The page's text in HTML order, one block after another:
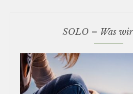
SOLO – Was wir